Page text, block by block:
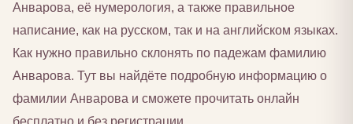
Анварова, её нумерология, а также правильное
написание, как на русском, так и на английском языках.
Как нужно правильно склонять по падежам фамилию
Анварова. Тут вы найдёте подробную информацию о
фамилии Анварова и сможете прочитать онлайн